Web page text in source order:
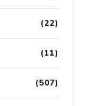
(22)
(11)
(507)